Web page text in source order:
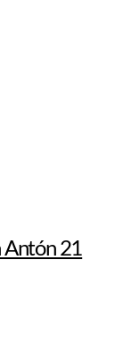
Antón 21